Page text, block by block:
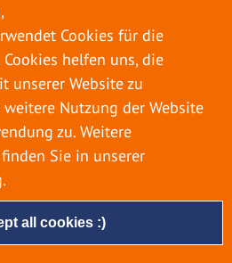
Dabei zieht es die Einen
bleiben dann doch
Wenn Sie für eine längere
gibt es einige Dinge zu
anschließend eine böse
Sie wartet. Um einen
Urlaub zu […]
all cookies :)
Cookies für die
helfen uns, die
unserer Website zu
Nutzung der Website
zu. Weitere
Sie in unserer
.